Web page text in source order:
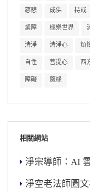
慈悲 成佛 持戒
業障 極樂世界
清淨 清淨心 煩
自性 菩提心 西
障礙 隨緣
相關網站
淨宗導師：AI
淨空老法師圖